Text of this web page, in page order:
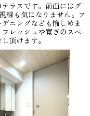
ラスです。前面にはグリ
線も気になりません。プ
ニングなども愉しめま
レッシュや寛ぎのスペー
頂けます。